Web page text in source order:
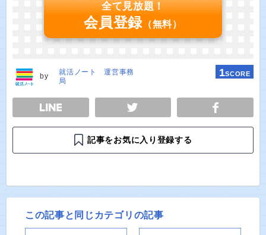
全て見放題！
会員登録 （無料）
by
就活ノート 運営事務
局
1SCORE
TWEET
記事をお気に入り登録する
この記事と同じカテゴリの記事